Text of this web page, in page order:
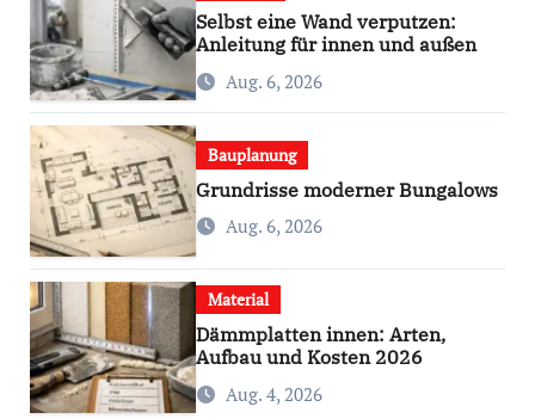
Selbst eine Wand verputzen:
Anleitung für innen und außen
Aug. 6, 2026
Bauplanung
Grundrisse moderner Bungalows
Aug. 6, 2026
Material
Dämmplatten innen: Arten,
Aufbau und Kosten 2026
Aug. 4, 2026